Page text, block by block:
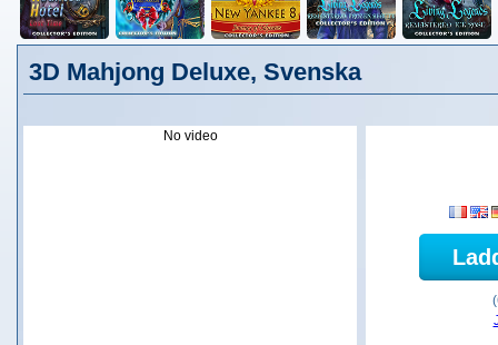
3D Mahjong Deluxe, Svenska
No video